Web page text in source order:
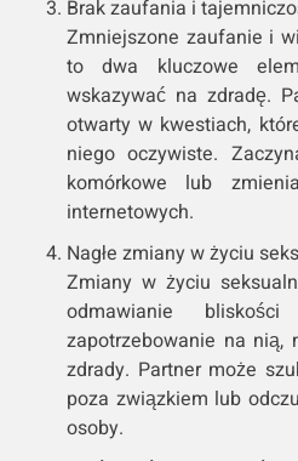
Brak zaufania i
Zmniejszone zaufanie i
to dwa kluczowe
wskazywać na zdradę.
otwarty w kwestiach,
niego oczywiste.
komórkowe lub
internetowych.
Nagłe zmiany w życiu
Zmiany w życiu
odmawianie
zapotrzebowanie na nią,
zdrady. Partner może
poza związkiem lub
osoby.